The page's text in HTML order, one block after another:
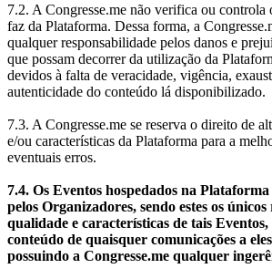
7.2. A Congresse.me não verifica ou controla
faz da Plataforma. Dessa forma, a
qualquer responsabilidade pelos danos e
que possam decorrer da utilização da
devidos à falta de veracidade, vigência,
autenticidade do conteúdo lá disponibilizado.
7.3. A Congresse.me se reserva o direito de
e/ou características da Plataforma para a
eventuais erros.
7.4. Os Eventos hospedados na
pelos Organizadores, sendo estes os únicos
qualidade e características de tais
conteúdo de quaisquer comunicações a
possuindo a Congresse.me qualquer